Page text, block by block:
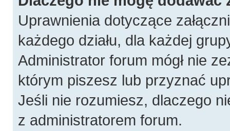
Uprawnienia dotyczące
każdego działu, dla każdej
Administrator forum mógł nie
którym piszesz lub przyznać
Jeśli nie rozumiesz, dlaczego
z administratorem forum.